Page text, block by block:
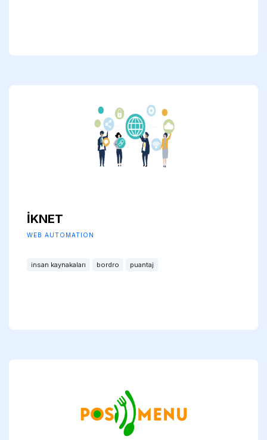
İKNET
WEB AUTOMATION
insan kaynakaları bordro puantaj